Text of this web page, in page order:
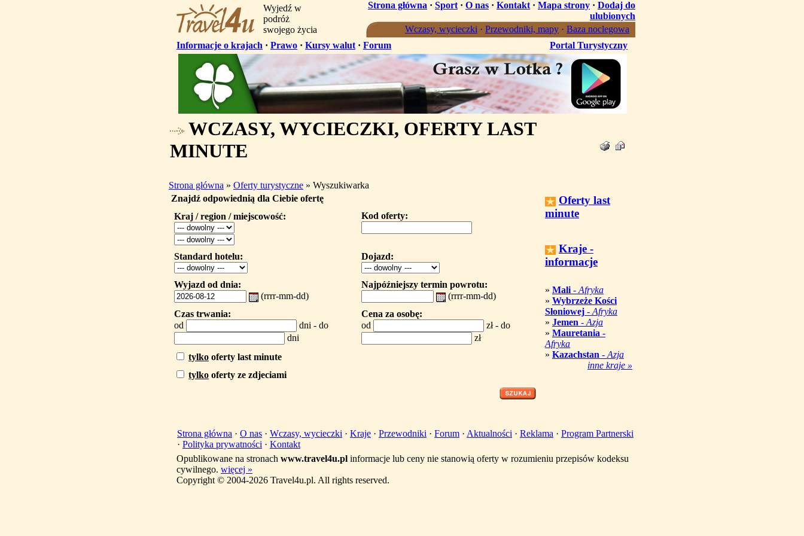
Wyjedź w
podróż
swojego życia
Strona główna · Sport · O nas · Kontakt · Mapa strony · Dodaj do
ulubionych
Wczasy, wycieczki · Przewodniki, mapy · Baza noclegowa
Informacje o krajach · Prawo · Kursy walut · Forum Portal Turystyczny
WCZASY, WYCIECZKI, OFERTY LAST
MINUTE
Strona główna » Oferty turystyczne » Wyszukiwarka
Znajdź odpowiednią dla Ciebie ofertę
Kraj / region / miejscowość:
Kod oferty:
Standard hotelu: Dojazd:
Wyjazd od dnia:
(rrrr-mm-dd)
Najpóźniejszy termin powrotu:
(rrrr-mm-dd)
Czas trwania:
od
dni - do
dni
Cena za osobę:
od
zł - do
zł
tylko oferty last minute
tylko oferty ze zdjeciami
Oferty last
minute
Kraje -
informacje
» Mali - Afryka
» Wybrzeże Kości
Słoniowej - Afryka
» Jemen - Azja
» Mauretania -
Afryka
» Kazachstan - Azja
inne kraje »
Strona główna · O nas · Wczasy, wycieczki · Kraje · Przewodniki · Forum · Aktualności · Reklama · Program Partnerski
· Polityka prywatności · Kontakt
Opublikowane na stronach www.travel4u.pl informacje lub ceny nie stanowią oferty w rozumieniu przepisów kodeksu
cywilnego. więcej »
Copyright © 2004-2026 Travel4u.pl. All rights reserved.